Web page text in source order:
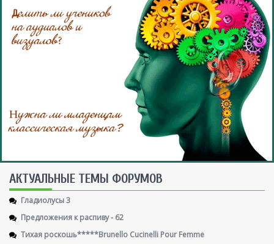
AКТУАЛЬНЫЕ ТЕМЫ ФОРУМОВ
Гладиолусы 3
Предложения к распиву - 62
Тихая роскошь*****Brunello Cucinelli Pour Femme